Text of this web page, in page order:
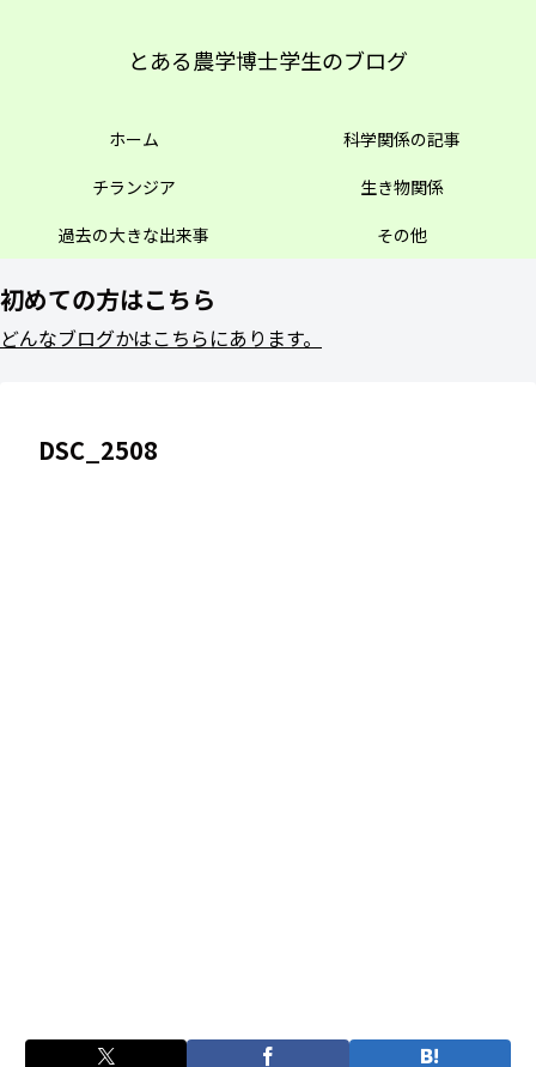
とある農学博士学生のブログ
ホーム
科学関係の記事
チランジア
生き物関係
過去の大きな出来事
その他
初めての方はこちら
どんなブログかはこちらにあります。
DSC_2508